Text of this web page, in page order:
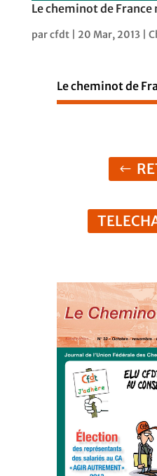
Le cheminot de France
parcfdt| 20 Mar, 2013|
Le cheminot de